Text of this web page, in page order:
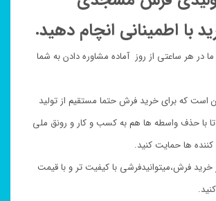
با اطمینانی انچام دهید.
در هر ساعتی از روز آماده مشاوره دادن به شما
است که برای خرید فرش حتما مستقیم از تولید
تا با حذف واسطه ها هم به کسب و کار و رونق ملی
ها حمایت کنید.
فرش،میتوانیدفرشی با کیفیت تر و با قیمت